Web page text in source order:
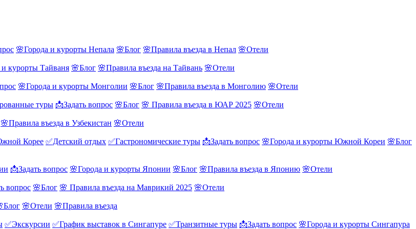
🌸Города и курорты Непала 🌸Блог 🌸Правила въезда в Непал 🌸Отели
и курорты Тайваня 🌸Блог 🌸Правила въезда на Тайвань 🌸Отели
🌸Города и курорты Монголии 🌸Блог 🌸Правила въезда в Монголию 🌸Отели
туры 📩Задать вопрос 🌸Блог 🌸 Правила въезда в ЮАР 2025 🌸Отели
🌸Правила въезда в Узбекистан 🌸Отели
Корее ✅Детский отдых ✅Гастрономические туры 📩Задать вопрос 🌸Города и курорты Южной Кореи 🌸Блог
📩Задать вопрос 🌸Города и курорты Японии 🌸Блог 🌸Правила въезда в Японию 🌸Отели
вопрос 🌸Блог 🌸 Правила въезда на Маврикий 2025 🌸Отели
🌸Отели 🌸Правила въезда
✅Экскурсии ✅График выставок в Сингапуре ✅Транзитные туры 📩Задать вопрос 🌸Города и курорты Сингапура